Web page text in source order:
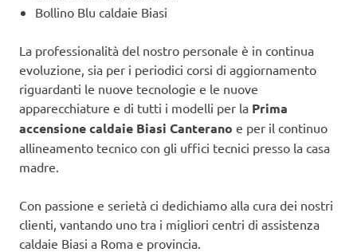
Bollino Blu caldaie Biasi
La professionalità del nostro personale è in continua
evoluzione, sia per i periodici corsi di aggiornamento
riguardanti le nuove tecnologie e le nuove
apparecchiature e di tutti i modelli per la Prima
accensione caldaie Biasi Canterano e per il continuo
allineamento tecnico con gli uffici tecnici presso la casa
madre.
Con passione e serietà ci dedichiamo alla cura dei nostri
clienti, vantando uno tra i migliori centri di assistenza
caldaie Biasi a Roma e provincia.